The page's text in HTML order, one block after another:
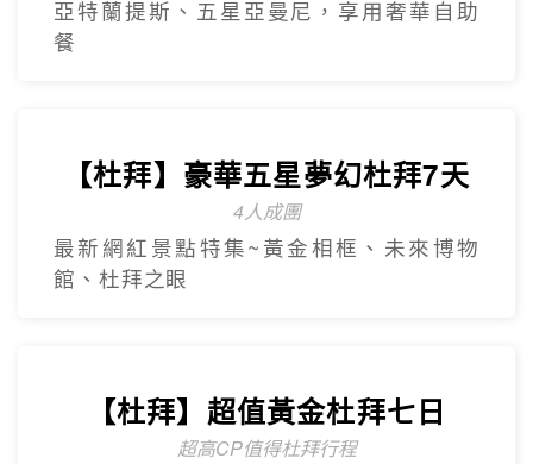
亞特蘭提斯、五星亞曼尼，享用奢華自助
餐
【杜拜】豪華五星夢幻杜拜7天
4人成團
最新網紅景點特集~黃金相框、未來博物
館、杜拜之眼
【杜拜】超值黃金杜拜七日
超高CP值得杜拜行程